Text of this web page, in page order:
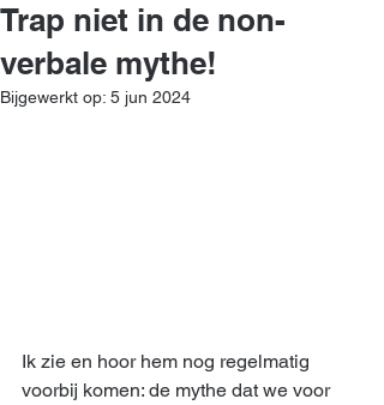
Trap niet in de non-
verbale mythe!
Bijgewerkt op: 5 jun 2024
Ik zie en hoor hem nog regelmatig
voorbij komen: de mythe dat we voor